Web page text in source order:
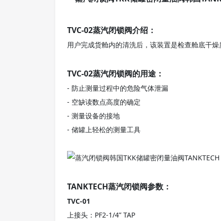
TVC-02蒸汽闭锁阀介绍：
用户完成货舱内的清洗后，该装置是检查舱底干燥
TVC-02蒸汽闭锁阀的用途：
- 防止测量过程中的危险气体泄漏
- 空缺读数点高度的确定
- 测量设备的接地
- 储罐上轻松的测量工具
TANKTECH蒸汽闭锁阀参数：
TVC-01
上接头：PF2-1/4” TAP